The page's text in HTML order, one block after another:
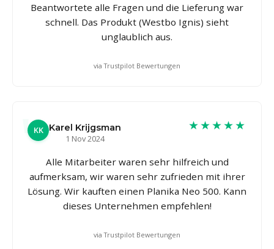
Beantwortete alle Fragen und die Lieferung war
schnell. Das Produkt (Westbo Ignis) sieht
unglaublich aus.
via Trustpilot Bewertungen
KK Karel Krijgsman
1 Nov 2024
★★★★★
Alle Mitarbeiter waren sehr hilfreich und
aufmerksam, wir waren sehr zufrieden mit ihrer
Lösung. Wir kauften einen Planika Neo 500. Kann
dieses Unternehmen empfehlen!
via Trustpilot Bewertungen